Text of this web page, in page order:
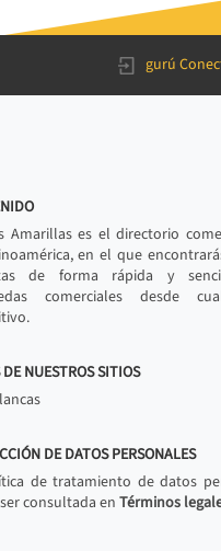
gurú
Amarillas es el directorio
en el que
de forma rápida y
comerciales desde
NUESTROS SITIOS
DE DATOS PERSONALES
de tratamiento de datos
consultada en Términos